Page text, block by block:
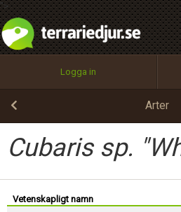
">
Logga in
Arter
Cubaris sp.
Vetenskapligt namn
Utför
100%
OK
integritetspolicy
Namn:
Epost:
Användarnamn:
Begär nytt lösenord